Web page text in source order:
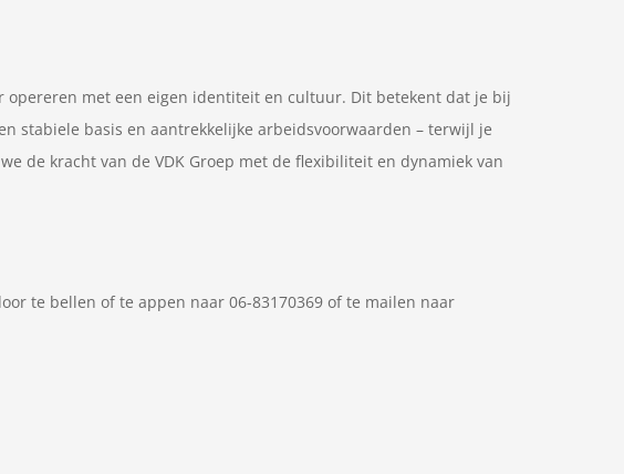
opereren met een eigen identiteit en cultuur. Dit betekent dat je bij
stabiele basis en aantrekkelijke arbeidsvoorwaarden – terwijl je
de kracht van de VDK Groep met de flexibiliteit en dynamiek van
te bellen of te appen naar 06-83170369 of te mailen naar